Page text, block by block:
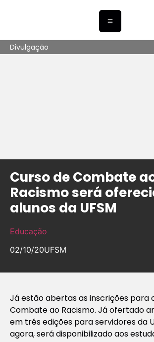
Divulgação
Curso de Combate
Racismo será
alunos da UFSM
Educação
02/10/20UFSM
Já estão abertas as inscrições para
Combate ao Racismo. Já ofertado
em três edições para servidores da
agora, será disponibilizado aos